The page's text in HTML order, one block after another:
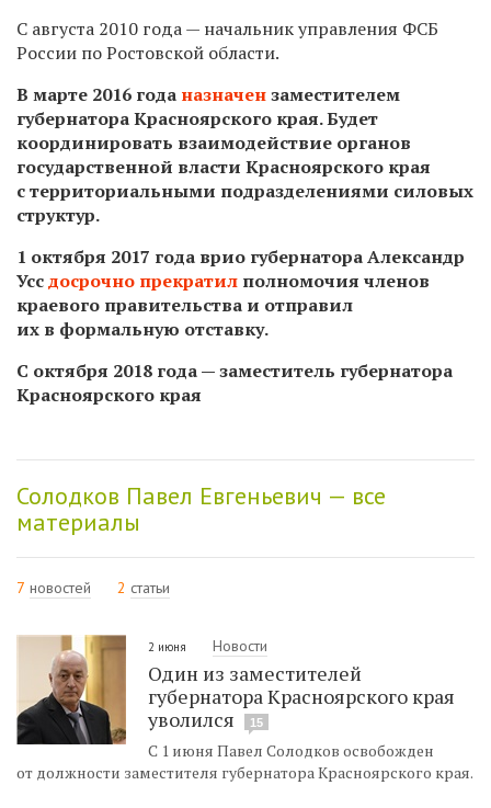
С августа 2010 года — начальник управления ФСБ
России по Ростовской области.
В марте 2016 года назначензаместителем
губернатора Красноярского края. Будет
координировать взаимодействие органов
государственной власти Красноярского края
с территориальными подразделениями силовых
структур.
1 октября 2017 года врио губернатора Александр
Уссдосрочно прекратил полномочия членов
краевого правительства и отправил
их в формальную отставку.
С октября 2018 года — заместитель губернатора
Красноярского края
Солодков Павел Евгеньевич — все
материалы
7 новостей 2 статьи
2 июня Новости
Один из заместителей
губернатора Красноярского края
уволился
15
С 1 июня Павел Солодков освобожден
от должности заместителя губернатора Красноярского края.